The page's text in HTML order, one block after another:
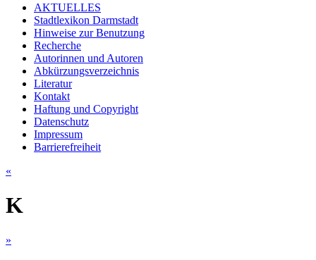
AKTUELLES
Stadtlexikon Darmstadt
Hinweise zur Benutzung
Recherche
Autorinnen und Autoren
Abkürzungsverzeichnis
Literatur
Kontakt
Haftung und Copyright
Datenschutz
Impressum
Barrierefreiheit
«
K
»